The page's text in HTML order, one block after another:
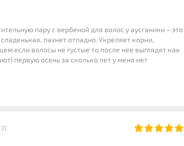
пару с вербеной для волос у аусганики – это
пахнет отпадно. Укреляет корни,
если волосы не густые то после нее выглядят как
первую осень за сколько лет у меня нет